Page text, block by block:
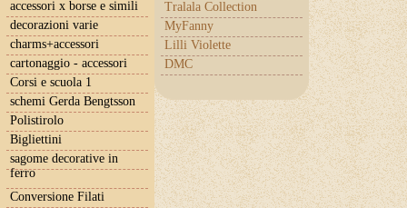
Tralala Collection
MyFanny
Lilli Violette
DMC
accessori x borse e simili
decorazioni varie
charms+accessori
cartonaggio - accessori
Corsi e scuola 1
schemi Gerda Bengtsson
Polistirolo
Bigliettini
sagome decorative in
ferro
Conversione Filati